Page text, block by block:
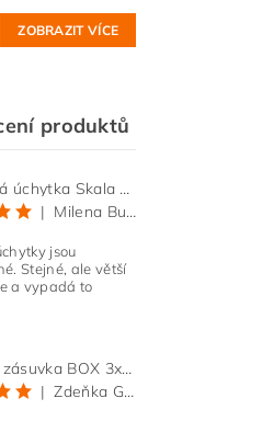
ZOBRAZIT VÍCE
produktů
Nábytková úchytka Skala černá matná
|
Milena Bučková
jsou
Stejné, ale větší
a vypadá to
Výklopná zásuvka BOX 3x 230V s 3m kabelem - černá
|
Zdeňka Gold